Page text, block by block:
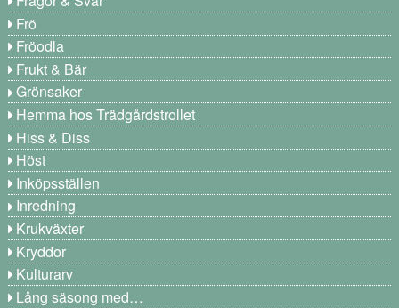
Frö
Fröodla
Frukt & Bär
Grönsaker
Hemma hos Trädgårdstrollet
Hiss & Diss
Höst
Inköpsställen
Inredning
Krukväxter
Kryddor
Kulturarv
Lång säsong med…